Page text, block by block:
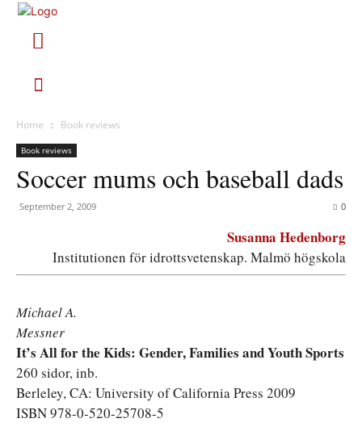
Home Book reviews
Book reviews
Soccer mums och baseball dads
September 2, 2009 0
Susanna Hedenborg
Institutionen för idrottsvetenskap. Malmö högskola
Michael A.
Messner
It’s All for the Kids: Gender, Families and Youth Sports
260 sidor, inb.
Berleley, CA: University of California Press 2009
ISBN 978-0-520-25708-5